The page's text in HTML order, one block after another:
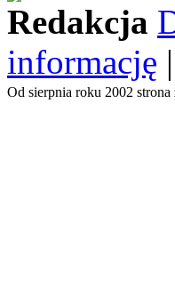
Redakcja
informację |
Od sierpnia roku 2002